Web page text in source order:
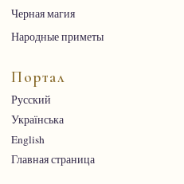
Черная магия
Народные приметы
Портал
Русский
Українська
English
Главная страница